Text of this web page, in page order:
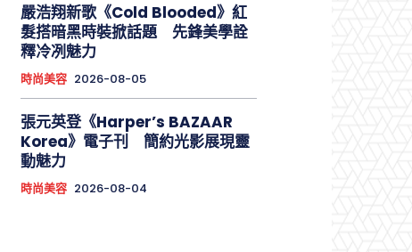
嚴浩翔新歌《Cold Blooded》紅
髮搭暗黑時裝掀話題 先鋒美學詮
釋冷冽魅力
時尚美容 2026-08-05
張元英登《Harper’s BAZAAR
Korea》電子刊 簡約光影展現靈
動魅力
時尚美容 2026-08-04